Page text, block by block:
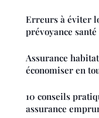
Erreurs à éviter
prévoyance santé
Assurance
économiser en
10 conseils
assurance